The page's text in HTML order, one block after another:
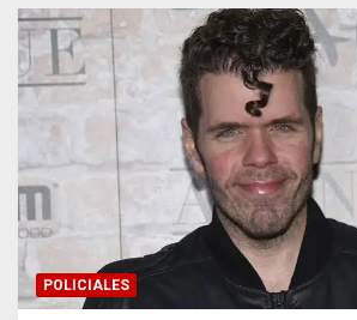
POLICIALES